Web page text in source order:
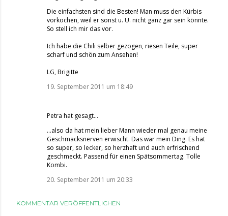
Die einfachsten sind die Besten! Man muss den Kürbis
vorkochen, weil er sonst u. U. nicht ganz gar sein könnte.
So stell ich mir das vor.
Ich habe die Chili selber gezogen, riesen Teile, super
scharf und schön zum Ansehen!
LG, Brigitte
19. September 2011 um 18:49
Petra hat gesagt…
...also da hat mein lieber Mann wieder mal genau meine
Geschmacksnerven erwischt. Das war mein Ding. Es hat
so super, so lecker, so herzhaft und auch erfrischend
geschmeckt. Passend für einen Spätsommertag. Tolle
Kombi.
20. September 2011 um 20:33
KOMMENTAR VERÖFFENTLICHEN